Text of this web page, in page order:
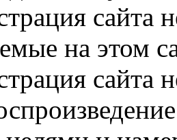
сайта
на этом
сайта